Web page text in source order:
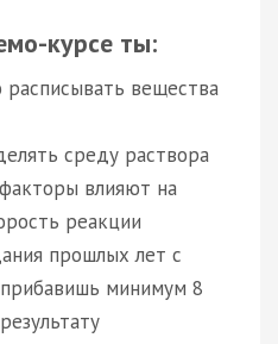
курсе ты:
вещества
среду раствора
влияют на
реакции
прошлых лет с
минимум 8